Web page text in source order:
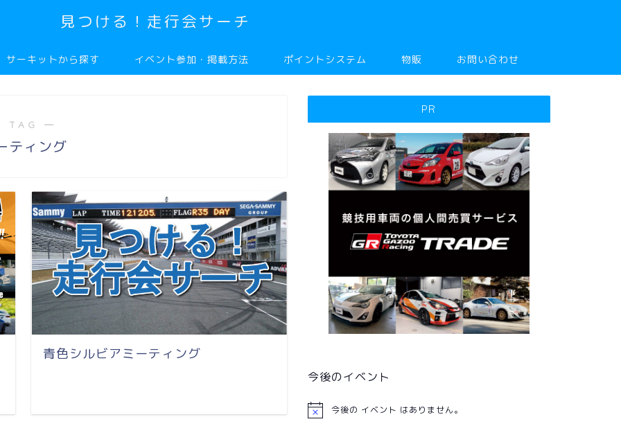
見つける！走行会サーチ
サーキットから探す イベント参加・掲載方法 ポイントシステム 物販 お問い合わせ
TAG ―
ティング
青色シルビアミーティング
PR
今後のイベント
今後の イベント はありません。